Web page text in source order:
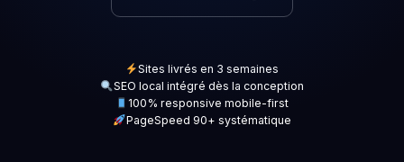
Sites livrés en 3 semaines
SEO local intégré dès la conception
100% responsive mobile-first
PageSpeed 90+ systématique